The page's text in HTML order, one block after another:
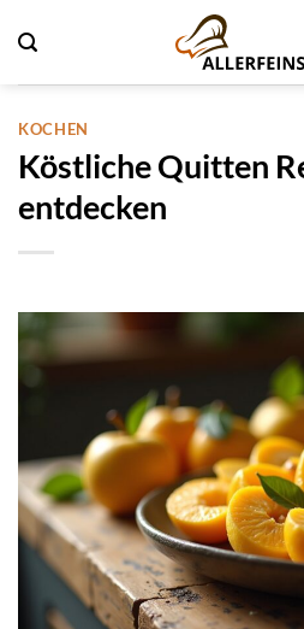
Inhalt
springen
KOCHEN
Köstliche Quitten
entdecken